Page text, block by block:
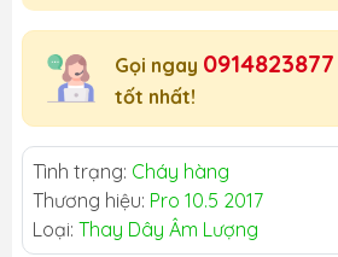
Gọi ngay 0914823877
tốt nhất!
Tình trạng: Cháy hàng
Thương hiệu: Pro 10.5 2017
Loại: Thay Dây Âm Lượng